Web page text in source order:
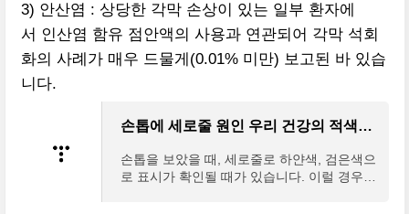
3) 안산염 : 상당한 각막 손상이 있는 일부 환자에
서 인산염 함유 점안액의 사용과 연관되어 각막 석회
화의 사례가 매우 드물게(0.01% 미만) 보고된 바 있습
니다.
손톱에 세로줄 원인 우리 건강의 적색신호
손톱을 보았을 때, 세로줄로 하얀색, 검은색으
로 표시가 확인될 때가 있습니다. 이럴 경우